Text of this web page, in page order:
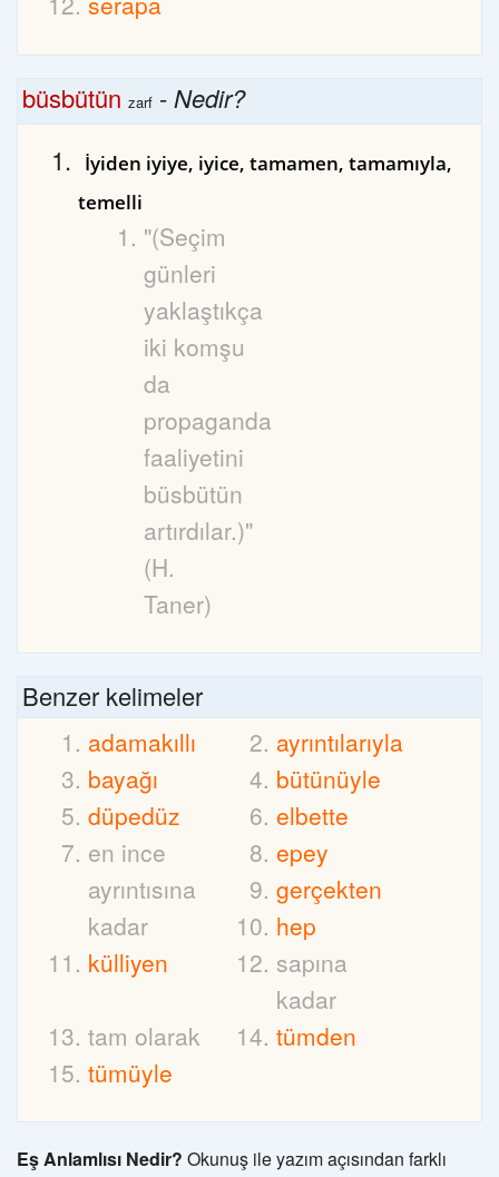
büsbütün zarf -Nedir?
İyiden iyiye, iyice, tamamen, tamamıyla,
temelli
"(Seçim
günleri
yaklaştıkça
iki komşu
da
propaganda
faaliyetini
büsbütün
artırdılar.)"
(H.
Taner)
Benzer kelimeler
adamakıllı
ayrıntılarıyla
bayağı
bütünüyle
düpedüz
elbette
en ince
ayrıntısına
kadar
epey
gerçekten
hep
külliyen
sapına
kadar
tam olarak
tümden
tümüyle
Eş Anlamlısı Nedir? Okunuş ile yazım açısından farklı